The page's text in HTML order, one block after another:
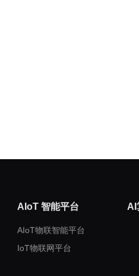
AIoT 智能平台
AIoT物联智能平台
IoT物联网平台
AI